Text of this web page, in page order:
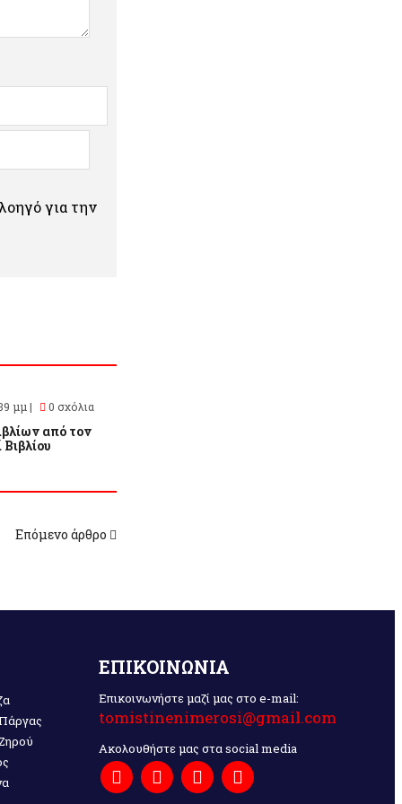
για την
μμ | 0 σχόλια
από τον
Επόμενο άρθρο
ΕΠΙΚΟΙΝΩΝΙΑ
Επικοινωνήστε μαζί μας στο e-mail:
tomistinenimerosi@gmail.com
Ακολουθήστε μας στα social media